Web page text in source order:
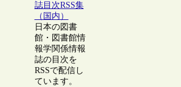
誌目次RSS集
（国内）
日本の図書
館・図書館情
報学関係情報
誌の目次を
RSSで配信し
ています。